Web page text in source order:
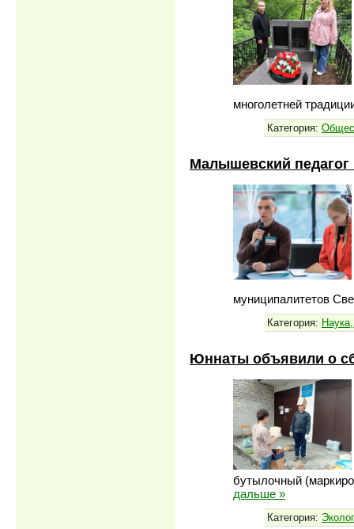
многолетней
Категория:
Малышевский
муниципалитетов
Категория:
Юннаты объявили о
бутылочный
дальше »
Категория: